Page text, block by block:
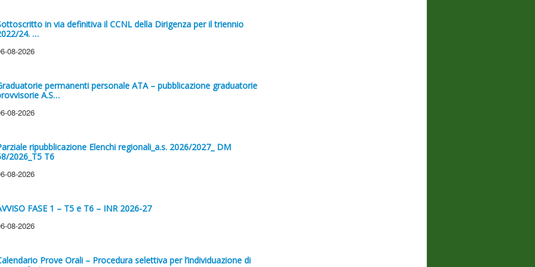
in via definitiva il CCNL della Dirigenza per il triennio
24. …
08-2026
permanenti personale ATA – pubblicazione graduatorie
A.S…
08-2026
ripubblicazione Elenchi regionali_a.s. 2026/2027_ DM
2026_T5 T6
08-2026
FASE 1 – T5 e T6 – INR 2026-27
08-2026
Prove Orali – Procedura selettiva per l’individuazione di